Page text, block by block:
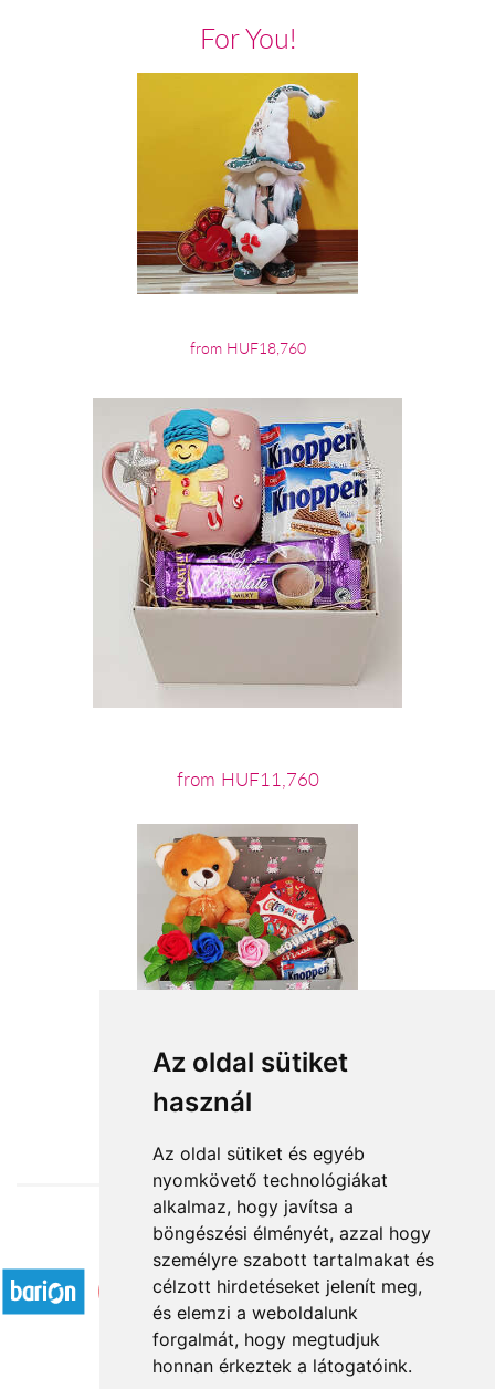
Az oldal sütiket
használ
Az oldal sütiket és egyéb
nyomkövető technológiákat
alkalmaz, hogy javítsa a
böngészési élményét, azzal hogy
személyre szabott tartalmakat és
célzott hirdetéseket jelenít meg,
és elemzi a weboldalunk
forgalmát, hogy megtudjuk
honnan érkeztek a látogatóink.
For You!
from HUF18,760
from HUF11,760
from HUF16,200
Accepted payment methods